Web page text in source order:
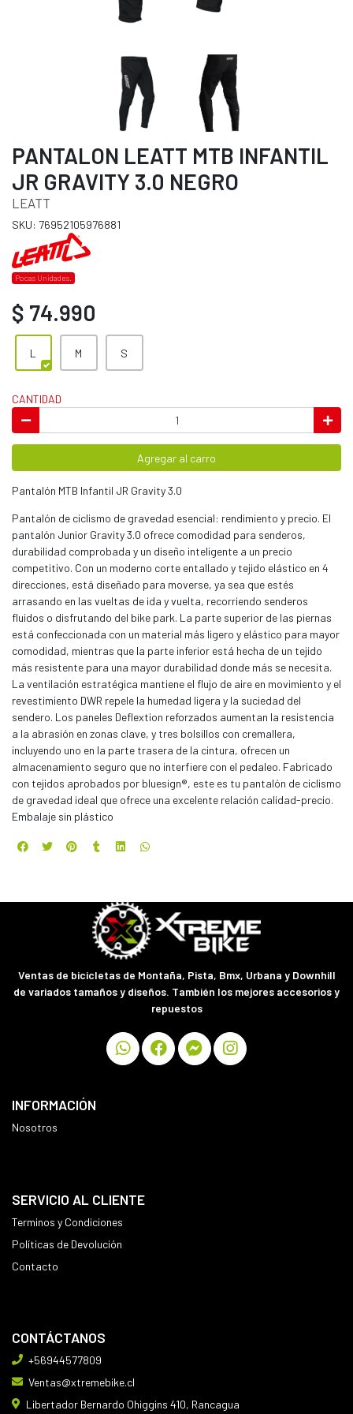
PANTALON LEATT MTB INFANTIL
JR GRAVITY 3.0 NEGRO
LEATT
SKU: 76952105976881
Pocas Unidades.
$ 74.990
L M S
CANTIDAD
Agregar al carro
Pantalón MTB Infantil JR Gravity 3.0
Pantalón de ciclismo de gravedad esencial: rendimiento y precio. El
pantalón Junior Gravity 3.0 ofrece comodidad para senderos,
durabilidad comprobada y un diseño inteligente a un precio
competitivo. Con un moderno corte entallado y tejido elástico en 4
direcciones, está diseñado para moverse, ya sea que estés
arrasando en las vueltas de ida y vuelta, recorriendo senderos
fluidos o disfrutando del bike park. La parte superior de las piernas
está confeccionada con un material más ligero y elástico para mayor
comodidad, mientras que la parte inferior está hecha de un tejido
más resistente para una mayor durabilidad donde más se necesita.
La ventilación estratégica mantiene el flujo de aire en movimiento y el
revestimiento DWR repele la humedad ligera y la suciedad del
sendero. Los paneles Deflextion reforzados aumentan la resistencia
a la abrasión en zonas clave, y tres bolsillos con cremallera,
incluyendo uno en la parte trasera de la cintura, ofrecen un
almacenamiento seguro que no interfiere con el pedaleo. Fabricado
con tejidos aprobados por bluesign®, este es tu pantalón de ciclismo
de gravedad ideal que ofrece una excelente relación calidad-precio.
Embalaje sin plástico
Ventas de bicicletas de Montaña, Pista, Bmx, Urbana y Downhill
de variados tamaños y diseños. También los mejores accesorios y
repuestos
INFORMACIÓN
Nosotros
SERVICIO AL CLIENTE
Terminos y Condiciones
Políticas de Devolución
Contacto
CONTÁCTANOS
+56944577809
Ventas@xtremebike.cl
Libertador Bernardo Ohiggins 410, Rancagua